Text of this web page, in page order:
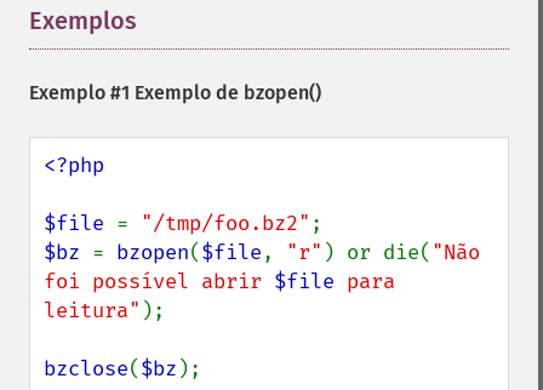
Exemplos
Exemplo #1 Exemplo de bzopen()
<?php
$file = "/tmp/foo.bz2"
$bz = bzopen($file, "r" ) or die( "Não
foi possível abrir $file para
leitura" );
bzclose($bz );